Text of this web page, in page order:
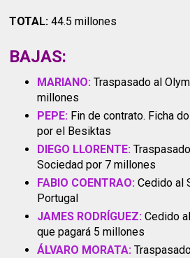
TOTAL: 44.5 millones
BAJAS:
MARIANO: Traspasado al
millones
PEPE: Fin de contrato. Ficha
por el Besiktas
DIEGO LLORENTE:
Sociedad por 7 millones
FABIO COENTRAO: Cedido al
Portugal
JAMES RODRÍGUEZ: Cedido
que pagará 5 millones
ÁLVARO MORATA: